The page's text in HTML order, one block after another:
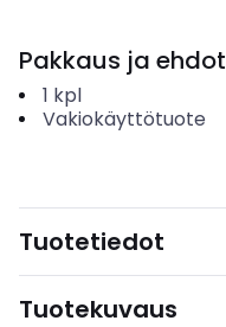
Pakkaus ja ehdot
1 kpl
Vakiokäyttötuote
Tuotetiedot
Tuotekuvaus